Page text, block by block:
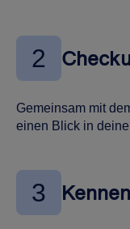
2
Gemeinsam mit
einen Blick in
3